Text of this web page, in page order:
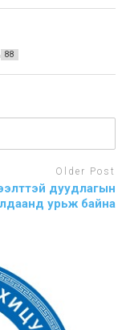
88
Older Post
дуудлагын
урьж байна